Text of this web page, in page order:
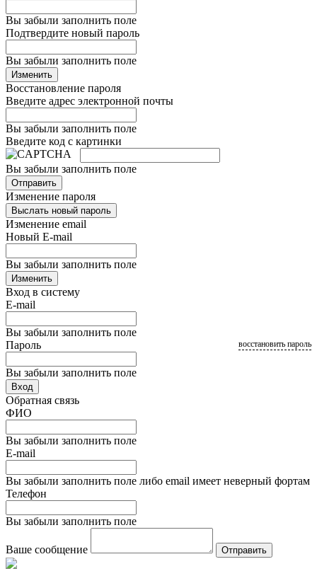
Вы забыли заполнить поле
Подтвердите новый пароль
Вы забыли заполнить поле
Изменить
Восстановление пароля
Введите адрес электронной почты
Вы забыли заполнить поле
Введите код с картинки
Вы забыли заполнить поле
Отправить
Изменение пароля
Выслать новый пароль
Изменение email
Новый E-mail
Вы забыли заполнить поле
Изменить
Вход в систему
E-mail
Вы забыли заполнить поле
Пароль
Вы забыли заполнить поле
восстановить пароль
Вход
Обратная связь
ФИО
Вы забыли заполнить поле
E-mail
Вы забыли заполнить поле либо email имеет неверный фортам
Телефон
Вы забыли заполнить поле
Ваше сообщение Отправить